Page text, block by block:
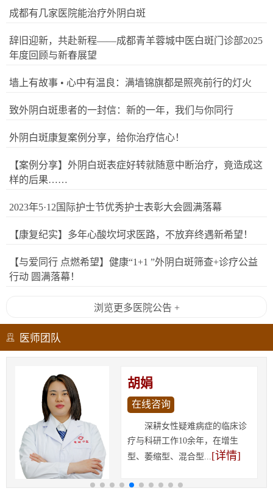
成都有几家医院能治疗外阴白斑
辞旧迎新，共赴新程——成都青羊蓉城中医白斑门诊部2025
年度回顾与新春展望
墙上有故事 • 心中有温良：满墙锦旗都是照亮前行的灯火
致外阴白斑患者的一封信：新的一年，我们与你同行
外阴白斑康复案例分享，给你治疗信心！
【案例分享】外阴白斑表症好转就随意中断治疗，竟造成这
样的后果……
2023年5·12国际护士节优秀护士表彰大会圆满落幕
【康复纪实】多年心酸坎坷求医路，不放弃终遇新希望！
【与爱同行 点燃希望】健康“1+1 ”外阴白斑筛查+诊疗公益
行动 圆满落幕！
浏览更多医院公告 +
医师团队
胡娟
在线咨询
深耕女性疑难病症的临床诊
疗与科研工作10余年，在增生
型、萎缩型、混合型...[详情]